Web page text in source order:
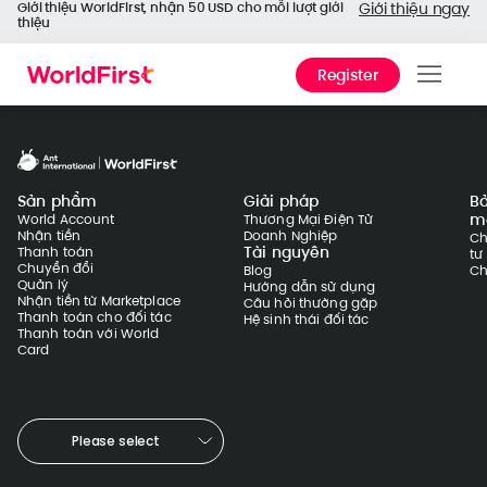
Giới thiệu WorldFirst, nhận 50 USD cho mỗi lượt giới
thiệu
Giới thiệu ngay
Register
Sản
Sản phẩm
World Account
Nhận tiền
Thanh toán
Chuyển đổi
Quản lý
Nhận tiền từ Marketplace
Thanh toán cho đối tác
Thanh toán với World
Card
Giải pháp
Thương Mại Điện Tử
Doanh Nghiệp
Tài nguyên
Blog
Hướng dẫn sử dụng
Câu hỏi thường gặp
Hệ sinh thái đối tác
tư
Please select